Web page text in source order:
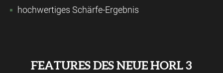
hochwertiges Schärfe-Ergebnis
FEATURES DES NEUE HORL 3